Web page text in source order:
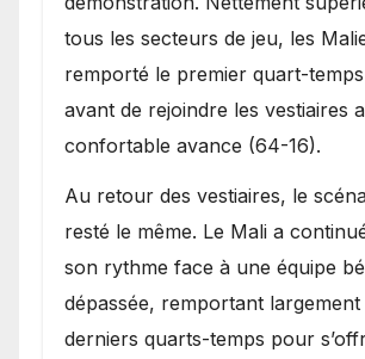
tous les secteurs de jeu, les
remporté le premier quart-
avant de rejoindre les vestiaires
confortable avance (64-16).
Au retour des vestiaires, le
resté le même. Le Mali a
son rythme face à une équipe
dépassée, remportant
derniers quarts-temps pour